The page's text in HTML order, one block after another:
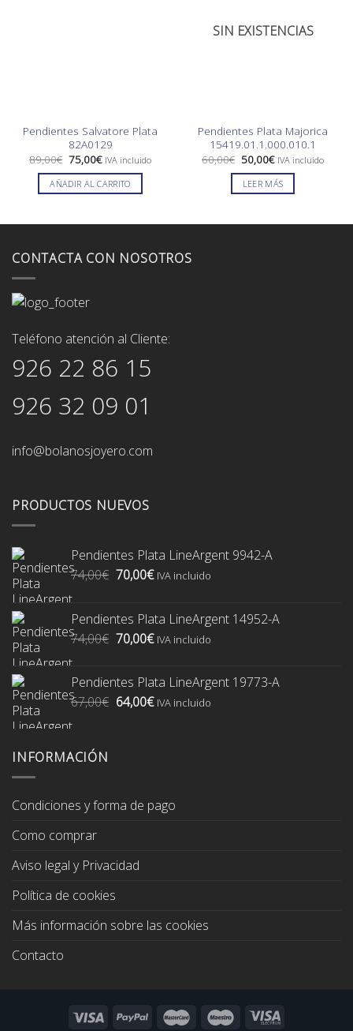
Pendientes Salvatore Plata
82A0129
89,00€ El
precio
original
era:
89,00€.
75,00€El
precio
actual
es:
75,00€.
IVA incluido
AÑADIR AL CARRITO
SIN EXISTENCIAS
Pendientes Plata Majorica
15419.01.1.000.010.1
60,00€ El
precio
original
era:
60,00€.
50,00€El
precio
actual
es:
50,00€.
IVA incluido
LEER MÁS
CONTACTA CON NOSOTROS
Teléfono atención al Cliente:
926 22 86 15
926 32 09 01
info@bolanosjoyero.com
PRODUCTOS NUEVOS
Pendientes Plata LineArgent 9942-A
74,00€ El
era:
74,00€.
70,00€El
es:
70,00€.
IVA incluido
Pendientes Plata LineArgent 14952-A
74,00€ El
era:
74,00€.
70,00€El
es:
70,00€.
IVA incluido
Pendientes Plata LineArgent 19773-A
67,00€ El
64,00€ElIVA incluido
INFORMACIÓN
Condiciones y forma de pago
Como comprar
Aviso legal y Privacidad
Política de cookies
Más información sobre las cookies
Contacto